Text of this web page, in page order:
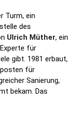
Turm, ein
des
Ulrich Müther, ein
für
gibt. 1981 erbaut,
für
Sanierung,
bekam. Das